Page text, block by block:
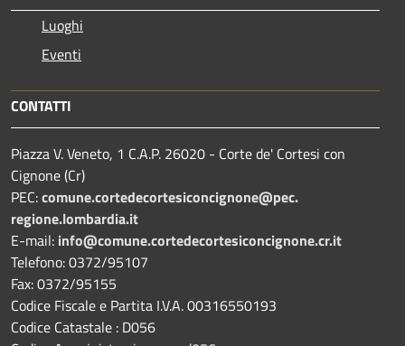
Luoghi
Eventi
CONTATTI
Piazza V. Veneto, 1 C.A.P. 26020 - Corte de' Cortesi con
Cignone (Cr)
PEC:comune.cortedecortesiconcignone@pec.
regione.lombardia.it
E-mail: info@comune.cortedecortesiconcignone.cr.it
Telefono: 0372/95107
Fax: 0372/95155
Codice Fiscale e Partita I.V.A. 00316550193
Codice Catastale : D056